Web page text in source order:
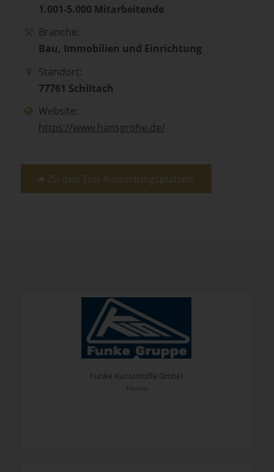
1.001-5.000 Mitarbeitende
Branche:
Bau, Immobilien und Einrichtung
Standort:
77761 Schiltach
Website:
https://www.hansgrohe.de/
Zu den Top-Ausbildungsplätzen
Funke Kunststoffe GmbH
Hamm